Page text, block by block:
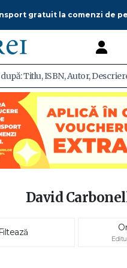
gratuit la comenzi de
David
Filtează